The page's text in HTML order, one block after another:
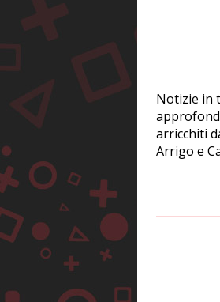
Notizie in
arricchiti
Arrigo e